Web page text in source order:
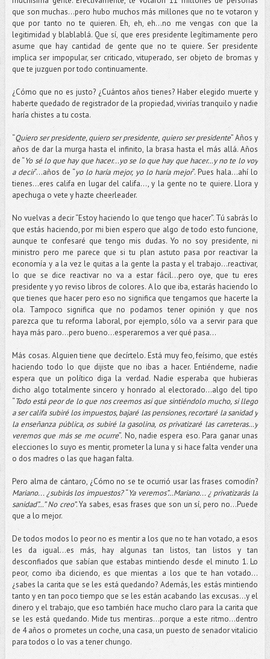
que son muchas...pero hubo muchos más millones que no te votaron y
que por tanto no te quieren. Eh, eh, eh...no me vengas con que la
legitimidad y blablablá. Que sí, que eres presidente legítimamente pero
asume que hay cantidad de gente que no te quiere. Ser presidente
implica ser impopular, ser criticado, vituperado, ser objeto de bromas y
que te juzguen por todo continuamente.
¿Cómo que no es justo? ¿Cuántos años tienes? Haber elegido muerte y
haberte quedado de registrador de la propiedad, vivirías tranquilo y nadie
haría chistes a tu costa.
“Quiero ser presidente, quiero ser presidente, quiero ser presidente” Años y
años de dar la murga hasta el infinito, la brasa hasta el más allá. Años
de “Yo sé lo que hay que hacer...yo se lo que hay que hacer…y no te lo voy
a decir”…años de “yo lo haría mejor, yo lo haría mejor”. Pues hala…ahí lo
tienes...eres califa en lugar del califa…, y la gente no te quiere. Llora y
apechuga o vete y hazte cheerleader.
No vuelvas a decir “Estoy haciendo lo que tengo que hacer”. Tú sabrás lo
que estás haciendo, por mi bien espero que algo de todo esto funcione,
aunque te confesaré que tengo mis dudas. Yo no soy presidente, ni
ministro pero me parece que si tu plan astuto pasa por reactivar la
economía y a la vez le quitas a la gente la pasta y el trabajo...reactivar,
lo que se dice reactivar no va a estar fácil...pero oye, que tu eres
presidente y yo reviso libros de colores. A lo que iba, estarás haciendo lo
que tienes que hacer pero eso no significa que tengamos que hacerte la
ola. Tampoco significa que no podamos tener opinión y que nos
parezca que tu reforma laboral, por ejemplo, sólo va a servir para que
haya más paro…pero bueno...esperaremos a ver qué pasa...
Más cosas. Alguien tiene que decírtelo. Está muy feo, feísimo, que estés
haciendo todo lo que dijiste que no ibas a hacer. Entiéndeme, nadie
espera que un político diga la verdad. Nadie esperaba que hubieras
dicho algo totalmente sincero y honrado al electorado...algo del tipo
“Todo está peor de lo que nos creemos asi que sintiéndolo mucho, si llego
a ser califa subiré los impuestos, bajaré las pensiones, recortaré la sanidad y
la enseñanza pública, os subiré la gasolina, os privatizaré las carreteras…y
veremos que más se me ocurre”. No, nadie espera eso. Para ganar unas
elecciones lo suyo es mentir, prometer la luna y si hace falta vender una
o dos madres o las que hagan falta.
Pero alma de cántaro, ¿Cómo no se te ocurrió usar las frases comodín?
Mariano... ¿subirás los impuestos?“Ya veremos”…Mariano... ¿ privatizarás la
sanidad”…” No creo”. Ya sabes, esas frases que son un sí, pero no...Puede
que a lo mejor.
De todos modos lo peor no es mentir a los que no te han votado, a esos
les da igual...es más, hay algunas tan listos, tan listos y tan
desconfiados que sabían que estabas mintiendo desde el minuto 1. Lo
peor, como iba diciendo, es que mientas a los que te han votado...
¿sabes la carita que se les está quedando? Además, les estás mintiendo
tanto y en tan poco tiempo que se les están acabando las excusas…y el
dinero y el trabajo, que eso también hace mucho claro para la carita que
se les está quedando. Mide tus mentiras...porque a este ritmo...dentro
de 4 años o prometes un coche, una casa, un puesto de senador vitalicio
para todos o lo vas a tener chungo.